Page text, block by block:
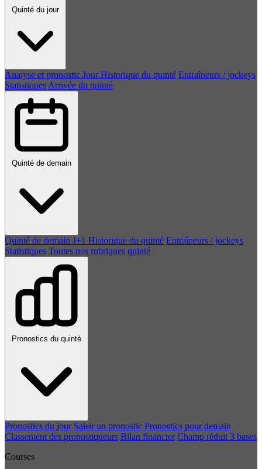
Quinté du jour
Analyse et pronostic Jour Historique du quinté Entraîneurs / jockeys
Statistiques Arrivée du quinté
Quinté de demain
Quinté de demain J+1 Historique du quinté Entraîneurs / jockeys
Statistiques Toutes nos rubriques quinté
Pronostics du quinté
Pronostics du jour Saisir un pronostic Pronostics pour demain
Classement des pronostiqueurs Bilan financier Champ réduit 3 bases
Courses